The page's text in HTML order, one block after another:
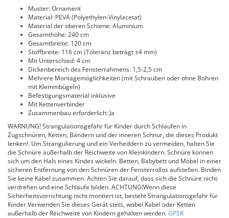
Muster: Ornament
Material: PEVA (Polyethylen-Vinylacetat)
Material der oberen Schiene: Aluminium
Gesamthöhe: 240 cm
Gesamtbreite: 120 cm
Stoffbreite: 116 cm (Toleranz beträgt ±4 mm)
Mit Unterschied: 4 cm
Dickenbereich des Fensterrahmens: 1,5-2,5 cm
Mehrere Montagemöglichkeiten (mit Schrauben oder ohne Bohren
mit Klemmbügeln)
Befestigungsmaterial inklusive
Mit Kettenverbinder
Zusammenbau erforderlich: Ja
WARNUNG! Strangulationsgefahr für Kinder durch Schlaufen in
Zugschnüren, Ketten, Bändern und der inneren Schnur, die dieses Produkt
lenken!. Um Strangulierung und ein Verheddern zu vermeiden, halten Sie
die Schnüre außerhalb der Reichweite von Kleinkindern. Schnüre können
sich um den Hals eines Kindes wickeln. Betten, Babybett und Möbel in einer
sicheren Entfernung von den Schnüren der Fensterrollos aufstellen. Binden
Sie keine Kabel zusammen. Achten Sie darauf, dass sich die Schnüre nicht
verdrehen und eine Schlaufe bilden. ACHTUNG!Wenn diese
Sicherheitsvorrichtung nicht montiert ist, besteht Strangulationsgefahr für
Kinder.Verwenden Sie dieses Gerät stets, wobei Kabel oder Ketten
außerhalb der Reichweite von Kindern gehalten werden.GPSR